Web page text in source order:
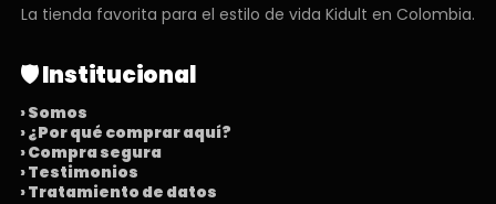
La tienda favorita para el estilo de vida Kidult en Colombia.
🛡️ Institucional
› Somos
› ¿Por qué comprar aquí?
› Compra segura
› Testimonios
› Tratamiento de datos